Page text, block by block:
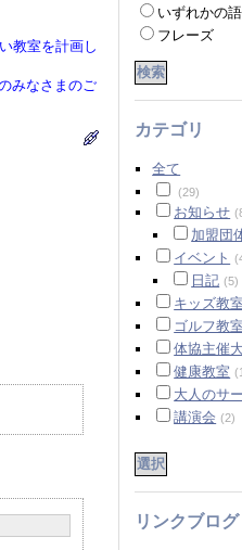
教室を計画し
みなさまのご
いずれかの語
フレーズ
カテゴリ
全て
(29)
お知らせ
加盟団
イベント
日記 (5)
キッズ教
ゴルフ教
体協主催
健康教室
大人のサ
講演会 (2)
リンクブログ